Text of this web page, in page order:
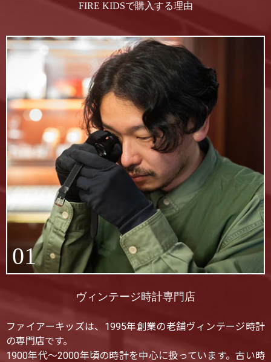
FIRE KIDSで購入する理由
01
ヴィンテージ時計専門店
ファイアーキッズは、1995年創業の老舗ヴィンテージ時計
の専門店です。
1900年代〜2000年頃の時計を中心に扱っています。古い時